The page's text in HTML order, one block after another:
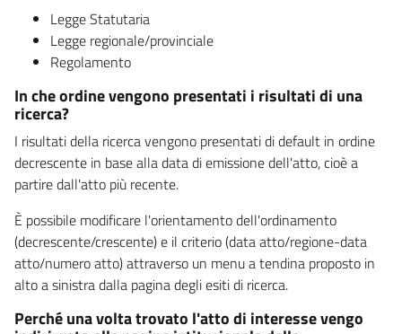
Legge Statutaria
Legge regionale/provinciale
Regolamento
In che ordine vengono presentati i risultati di una
ricerca?
I risultati della ricerca vengono presentati di default in ordine
decrescente in base alla data di emissione dell'atto, cioè a
partire dall'atto più recente.
È possibile modificare l'orientamento dell'ordinamento
(decrescente/crescente) e il criterio (data atto/regione-data
atto/numero atto) attraverso un menu a tendina proposto in
alto a sinistra dalla pagina degli esiti di ricerca.
Perché una volta trovato l'atto di interesse vengo